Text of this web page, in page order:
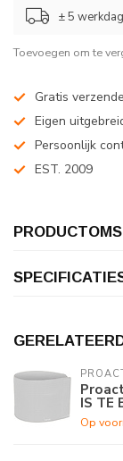
± 5
Toevoegen om te
Gratis
Eigen
Persoonlijk
EST. 2009
IS TE
Op